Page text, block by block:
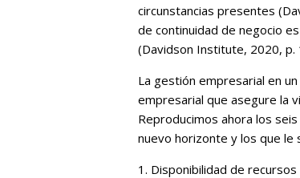
circunstancias presentes
de continuidad de negocio
(Davidson Institute, 2020, p.
La gestión empresarial en
empresarial que asegure la
Reproducimos ahora los
nuevo horizonte y los que le
1. Disponibilidad de